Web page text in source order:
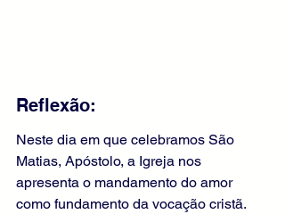
Reflexão:
Neste dia em que celebramos São
Matias, Apóstolo, a Igreja nos
apresenta o mandamento do amor
como fundamento da vocação cristã.